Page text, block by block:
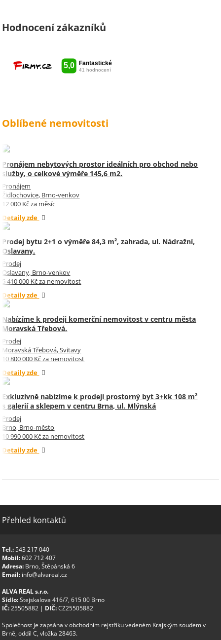
Hodnocení zákazníků
Oblíbené nemovitosti
Pronájem nebytových prostor ideálních pro obchod nebo
služby, o celkové výměře 145,6 m2.
Pronájem
Židlochovice, Brno-venkov
12 000 Kč za měsíc
Detaily zde
Prodej bytu 2+1 o výměře 84,3 m², zahrada, ul. Nádražní,
Oslavany.
Prodej
Oslavany, Brno-venkov
5 410 000 Kč za nemovitost
Detaily zde
Nabízíme k prodeji komerční nemovitost v centru města
Moravská Třebová.
Prodej
Moravská Třebová, Svitavy
10 800 000 Kč za nemovitost
Detaily zde
Exkluzivně nabízíme k prodeji prostorný byt 3+kk 108 m²
s galerií a sklepem v centru Brna, ul. Mlýnská
Prodej
Brno, Brno-město
10 990 000 Kč za nemovitost
Detaily zde
Přehled kontaktů
Tel.:543 217 040
Mobil:602 712 407
Adresa: Brno, Štěpánská 6
Email: info@alvareal.cz
ALVA REAL s.r.o.
Sídlo:Stejskalova 416/7, 615 00 Brno
IČ:25505882 | DIČ:CZ25505882
Společnost je zapsána v obchodním rejstříku vedeném Krajským soudem v
Brně, oddíl C, vložka 28463.